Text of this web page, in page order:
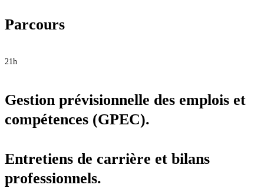
Parcours
21h
Gestion prévisionnelle des emplois et
compétences (GPEC).
Entretiens de carrière et bilans
professionnels.